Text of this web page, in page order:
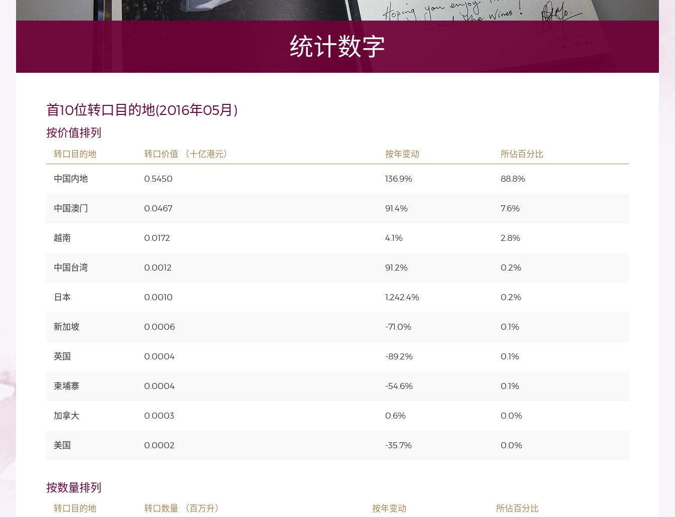
统计数字
首10位转口目的地(2016年05月)
按价值排列
转口目的地 转口价值 （十亿港元） 按年变动 所佔百分比
中国内地 0.5450 136.9% 88.8%
中国澳门 0.0467 91.4% 7.6%
越南 0.0172 4.1% 2.8%
中国台湾 0.0012 91.2% 0.2%
日本 0.0010 1,242.4% 0.2%
新加坡 0.0006 -71.0% 0.1%
英国 0.0004 -89.2% 0.1%
柬埔寨 0.0004 -54.6% 0.1%
加拿大 0.0003 0.6% 0.0%
美国 0.0002 -35.7% 0.0%
按数量排列
转口目的地 转口数量 （百万升） 按年变动 所佔百分比